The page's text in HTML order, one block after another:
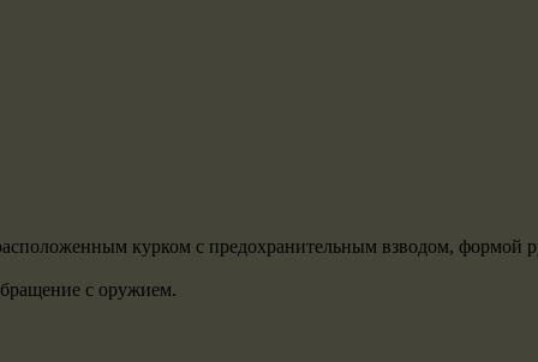
курком с предохранительным взводом, формой
с оружием.